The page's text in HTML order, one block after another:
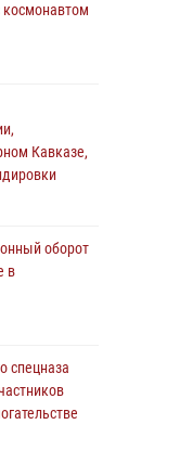
спецназа
в
и
космонавтом
Кавказе,
оборот
в
спецназа